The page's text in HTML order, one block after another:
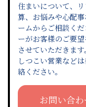
住まいについて、
算、お悩みや心配
ームからご相談く
ーがお客様のご要
させていただきます。
しつこい営業など
絡ください。
お問い合